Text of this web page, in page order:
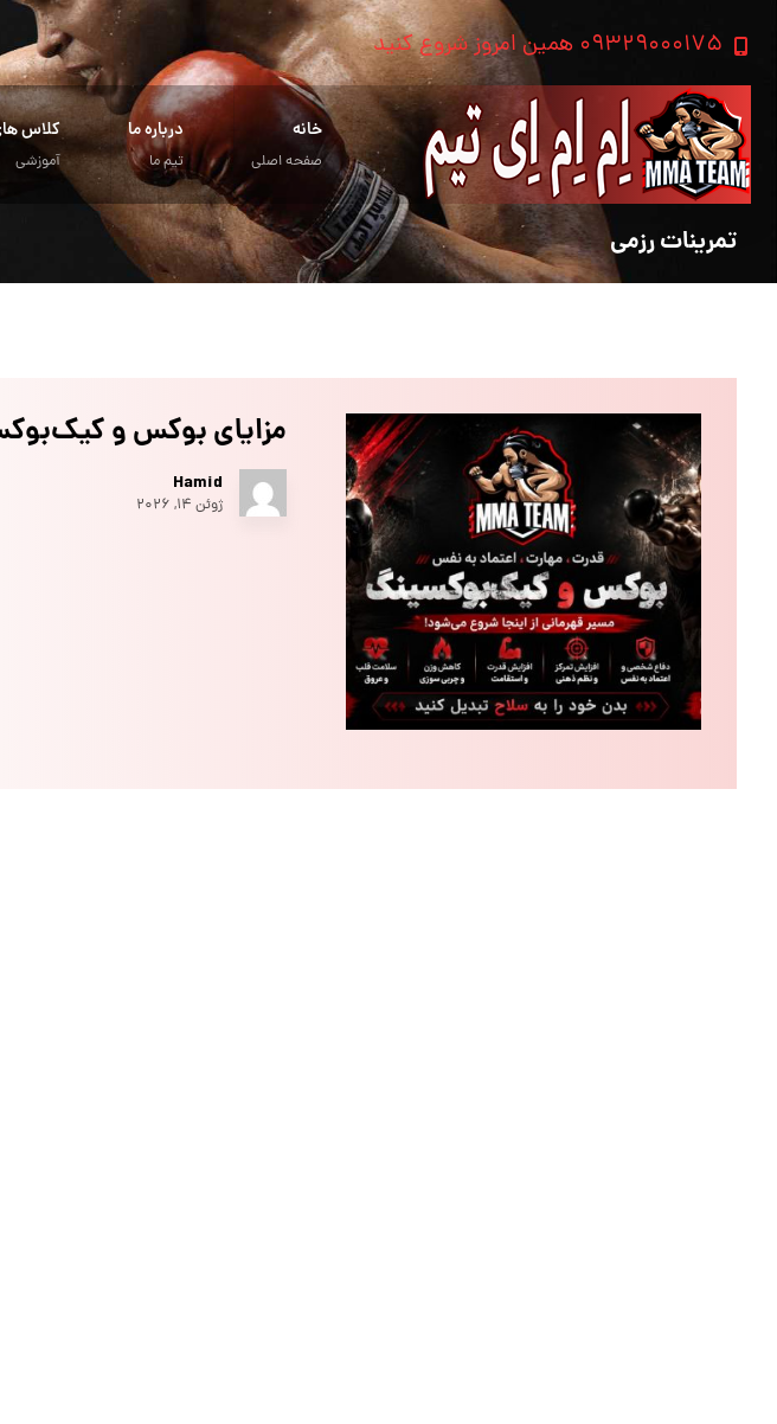
۰۹۳۲۹۰۰۰۱۷۵ همین امروز شروع کنید
خانه
صفحه اصلی
درباره ما
تیم ما
کلاس
آموزشی
تمرینات رزمی
مزایای بوکس و
Hamid
ژوئن ۱۴, ۲۰۲۶